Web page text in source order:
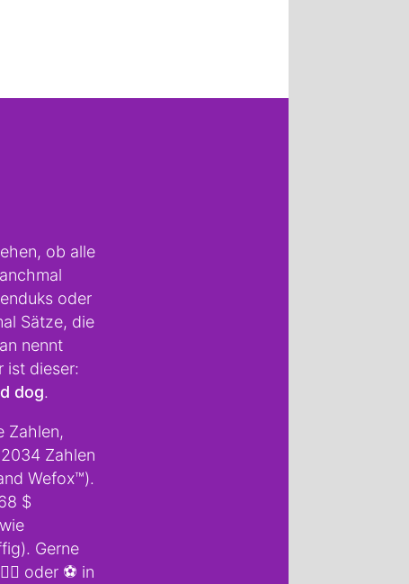
ob alle
oder
Sätze, die
nennt
ist dieser:
dog.
Zahlen,
Zahlen
Wefox™).
$
Gerne
oder ⚽️ in